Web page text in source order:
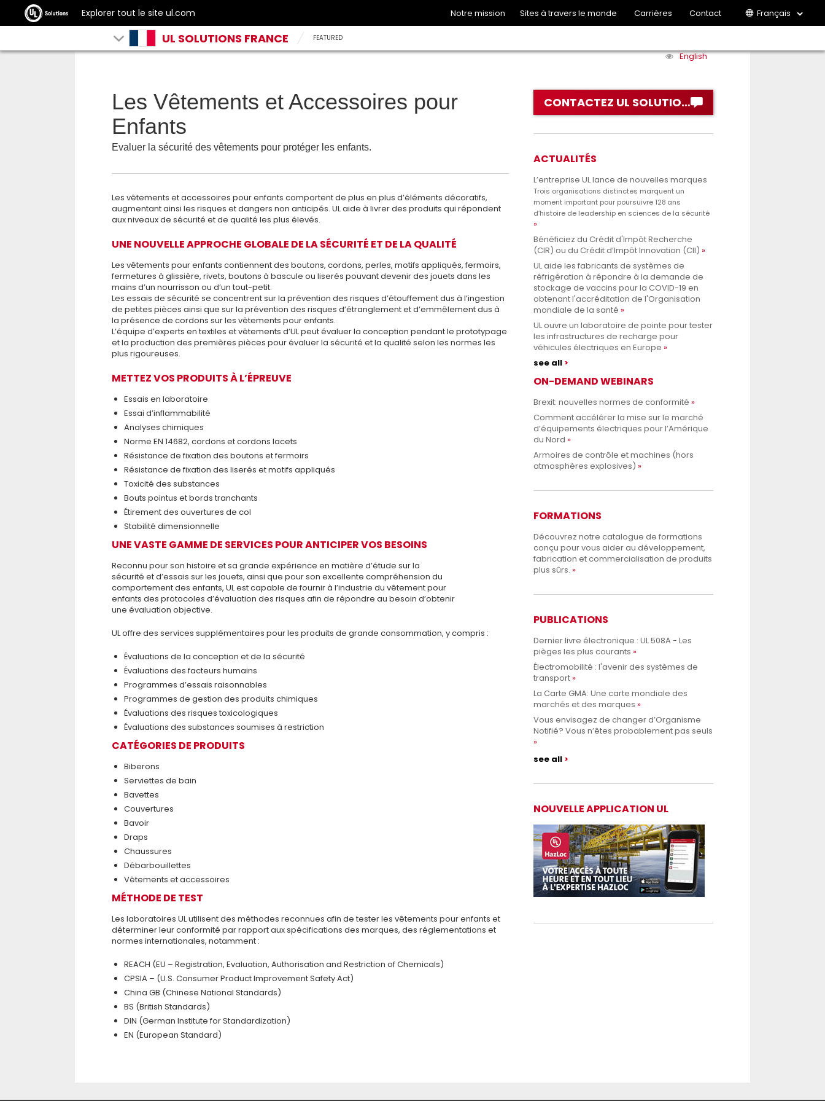
Explorer tout le site ul.com Notre mission Sites à travers le monde Carrières Contact Français
UL SOLUTIONS FRANCE FEATURED
English
Les Vêtements et Accessoires pour
Enfants
Evaluer la sécurité des vêtements pour protéger les enfants.
Les vêtements et accessoires pour enfants comportent de plus en plus d’éléments décoratifs,
augmentant ainsi les risques et dangers non anticipés. UL aide à livrer des produits qui répondent
aux niveaux de sécurité et de qualité les plus élevés.
UNE NOUVELLE APPROCHE GLOBALE DE LA SÉCURITÉ ET DE LA QUALITÉ
Les vêtements pour enfants contiennent des boutons, cordons, perles, motifs appliqués, fermoirs,
fermetures à glissière, rivets, boutons à bascule ou liserés pouvant devenir des jouets dans les
mains d’un nourrisson ou d’un tout-petit.
Les essais de sécurité se concentrent sur la prévention des risques d’étouffement dus à l’ingestion
de petites pièces ainsi que sur la prévention des risques d’étranglement et d’emmêlement dus à
la présence de cordons sur les vêtements pour enfants.
L’équipe d’experts en textiles et vêtements d’UL peut évaluer la conception pendant le prototypage
et la production des premières pièces pour évaluer la sécurité et la qualité selon les normes les
plus rigoureuses.
METTEZ VOS PRODUITS À L’ÉPREUVE
Essais en laboratoire
Essai d’inflammabilité
Analyses chimiques
Norme EN 14682, cordons et cordons lacets
Résistance de fixation des boutons et fermoirs
Résistance de fixation des liserés et motifs appliqués
Toxicité des substances
Bouts pointus et bords tranchants
Étirement des ouvertures de col
Stabilité dimensionnelle
UNE VASTE GAMME DE SERVICES POUR ANTICIPER VOS BESOINS
Reconnu pour son histoire et sa grande expérience en matière d’étude sur la
sécurité et d’essais sur les jouets, ainsi que pour son excellente compréhension du
comportement des enfants, UL est capable de fournir à l’industrie du vêtement pour
enfants des protocoles d’évaluation des risques afin de répondre au besoin d’obtenir
une évaluation objective.
UL offre des services supplémentaires pour les produits de grande consommation, y compris :
Évaluations de la conception et de la sécurité
Évaluations des facteurs humains
Programmes d’essais raisonnables
Programmes de gestion des produits chimiques
Évaluations des risques toxicologiques
Évaluations des substances soumises à restriction
CATÉGORIES DE PRODUITS
Biberons
Serviettes de bain
Bavettes
Couvertures
Bavoir
Draps
Chaussures
Débarbouillettes
Vêtements et accessoires
MÉTHODE DE TEST
Les laboratoires UL utilisent des méthodes reconnues afin de tester les vêtements pour enfants et
déterminer leur conformité par rapport aux spécifications des marques, des réglementations et
normes internationales, notamment :
REACH (EU – Registration, Evaluation, Authorisation and Restriction of Chemicals)
CPSIA – (U.S. Consumer Product Improvement Safety Act)
China GB (Chinese National Standards)
BS (British Standards)
DIN (German Institute for Standardization)
EN (European Standard)
CONTACTEZ UL SOLUTIONS
ACTUALITÉS
L’entreprise UL lance de nouvelles marques
Trois organisations distinctes marquent un
moment important pour poursuivre 128 ans
d’histoire de leadership en sciences de la sécurité
Bénéficiez du Crédit d'Impôt Recherche
(CIR) ou du Crédit d’Impôt Innovation (CII)
UL aide les fabricants de systèmes de
réfrigération à répondre à la demande de
stockage de vaccins pour la COVID-19 en
obtenant l'accréditation de l'Organisation
mondiale de la santé
UL ouvre un laboratoire de pointe pour tester
les infrastructures de recharge pour
véhicules électriques en Europe
see all
ON-DEMAND WEBINARS
Brexit: nouvelles normes de conformité
Comment accélérer la mise sur le marché
d’équipements électriques pour l’Amérique
du Nord
Armoires de contrôle et machines (hors
atmosphères explosives)
FORMATIONS
Découvrez notre catalogue de formations
conçu pour vous aider au développement,
fabrication et commercialisation de produits
plus sûrs.
PUBLICATIONS
Dernier livre électronique : UL 508A - Les
pièges les plus courants
Électromobilité : l'avenir des systèmes de
transport
La Carte GMA: Une carte mondiale des
marchés et des marques
Vous envisagez de changer d’Organisme
Notifié? Vous n’êtes probablement pas seuls
see all
NOUVELLE APPLICATION UL